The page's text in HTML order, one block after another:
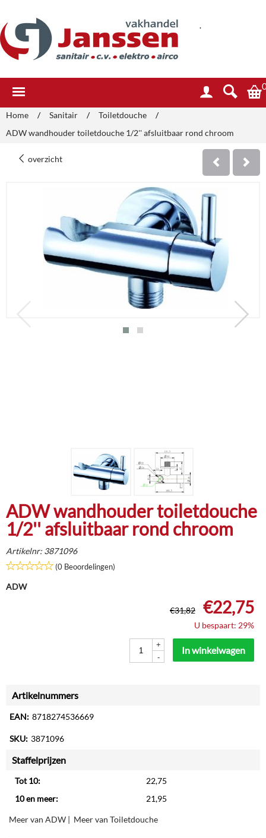
.
Home / Sanitair / Toiletdouche
/
ADW wandhouder toiletdouche 1/2'' afsluitbaar rond chroom
overzicht
ADW wandhouder toiletdouche
1/2'' afsluitbaar rond chroom
Artikelnr: 3871096
(0 Beoordelingen)
ADW
€31,82 €22,75
U bespaart: 29%
+
-
In winkelwagen
Artikelnummers
EAN: 8718274536669
SKU: 3871096
Staffelprijzen
Tot 10:
22,75
10 en meer:
21,95
Meer van ADW Meer van Toiletdouche